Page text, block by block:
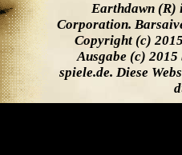
Earthdawn (R)
Corporation.
Copyright (c)
Ausgabe (c) 2015
spiele.de. Diese